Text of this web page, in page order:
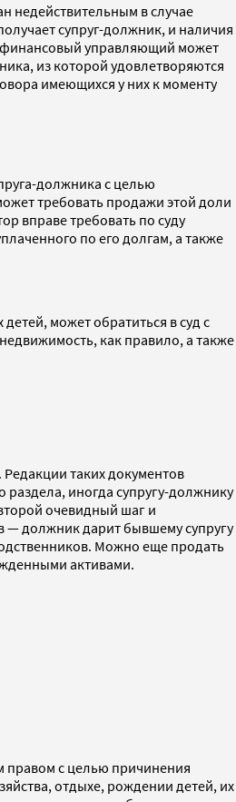
недействительным в случае
супруг-должник, и наличия
финансовый управляющий может
из которой удовлетворяются
имеющихся у них к моменту
должника с целью
требовать продажи этой доли
вправе требовать по суду
по его долгам, а также
может обратиться в суд с
как правило, а также
таких документов
иногда супругу-должнику
очевидный шаг и
— должник дарит бывшему супругу
Можно еще продать
активами.
с целью причинения
отдыхе, рождении детей, их